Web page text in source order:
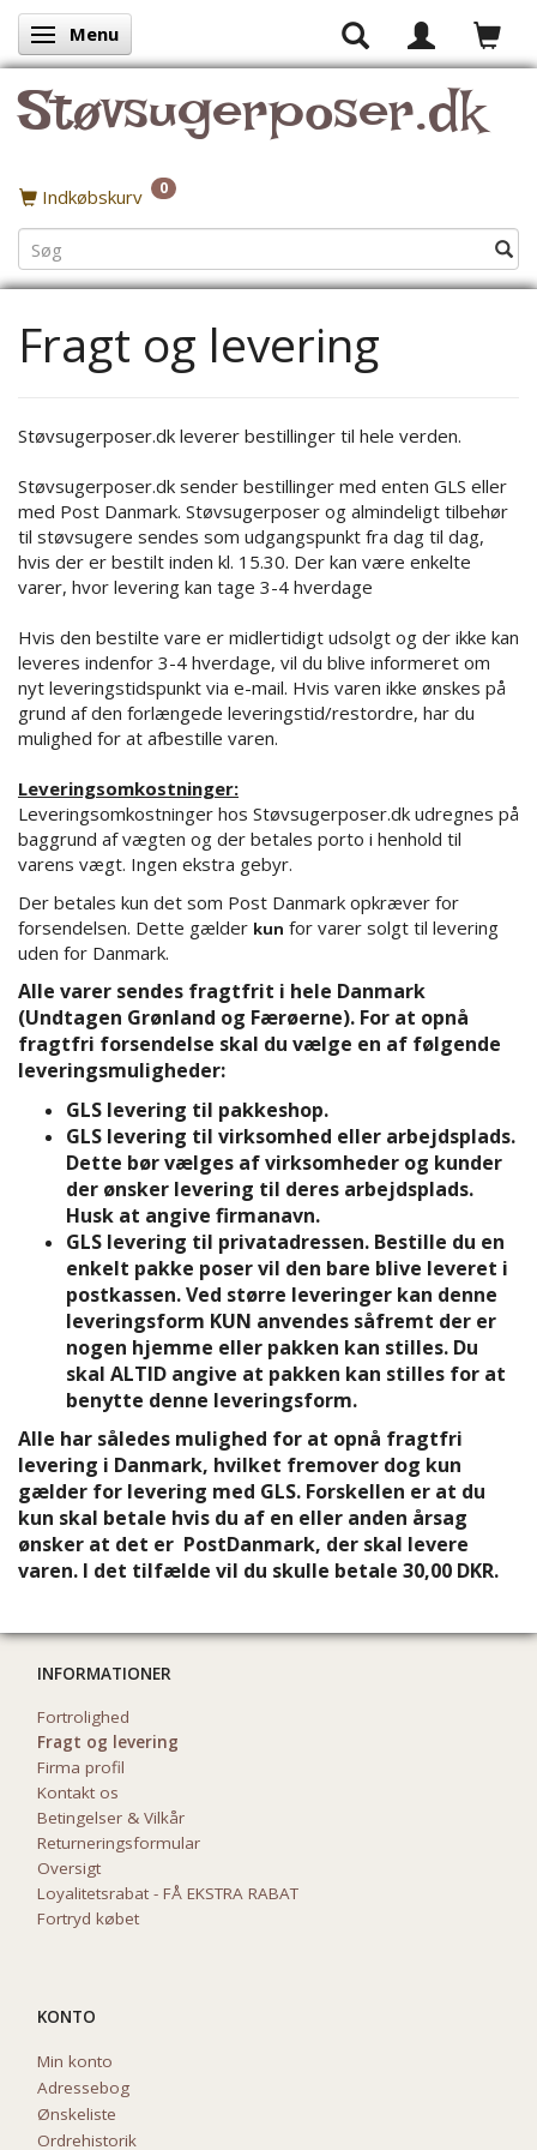
Skifte navigation
Menu
Støvsugerposer.dk
Indkøbskurv 0
Fragt og levering
Støvsugerposer.dk leverer bestillinger til hele verden.
Støvsugerposer.dk sender bestillinger med enten GLS eller
med Post Danmark. Støvsugerposer og almindeligt tilbehør
til støvsugere sendes som udgangspunkt fra dag til dag,
hvis der er bestilt inden kl. 15.30. Der kan være enkelte
varer, hvor levering kan tage 3-4 hverdage
Hvis den bestilte vare er midlertidigt udsolgt og der ikke kan
leveres indenfor 3-4 hverdage, vil du blive informeret om
nyt leveringstidspunkt via e-mail. Hvis varen ikke ønskes på
grund af den forlængede leveringstid/restordre, har du
mulighed for at afbestille varen.
Leveringsomkostninger:
Leveringsomkostninger hos Støvsugerposer.dk udregnes på
baggrund af vægten og der betales porto i henhold til
varens vægt. Ingen ekstra gebyr.
Der betales kun det som Post Danmark opkræver for
forsendelsen. Dette gælder kun for varer solgt til levering
uden for Danmark.
Alle varer sendes fragtfrit i hele Danmark
(Undtagen Grønland og Færøerne). For at opnå
fragtfri forsendelse skal du vælge en af følgende
leveringsmuligheder:
GLS levering til pakkeshop.
GLS levering til virksomhed eller arbejdsplads.
Dette bør vælges af virksomheder og kunder
der ønsker levering til deres arbejdsplads.
Husk at angive firmanavn.
GLS levering til privatadressen. Bestille du en
enkelt pakke poser vil den bare blive leveret i
postkassen. Ved større leveringer kan denne
leveringsform KUN anvendes såfremt der er
nogen hjemme eller pakken kan stilles. Du
skal ALTID angive at pakken kan stilles for at
benytte denne leveringsform.
Alle har således mulighed for at opnå fragtfri
levering i Danmark, hvilket fremover dog kun
gælder for levering med GLS. Forskellen er at du
kun skal betale hvis du af en eller anden årsag
ønsker at det er PostDanmark, der skal levere
varen. I det tilfælde vil du skulle betale 30,00 DKR.
INFORMATIONER
Fortrolighed
Fragt og levering
Firma profil
Kontakt os
Betingelser & Vilkår
Returneringsformular
Oversigt
Loyalitetsrabat - FÅ EKSTRA RABAT
Fortryd købet
KONTO
Min konto
Adressebog
Ønskeliste
Ordrehistorik